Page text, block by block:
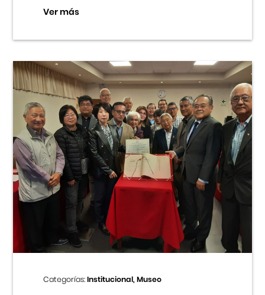
Ver más
Categorías:Institucional, Museo